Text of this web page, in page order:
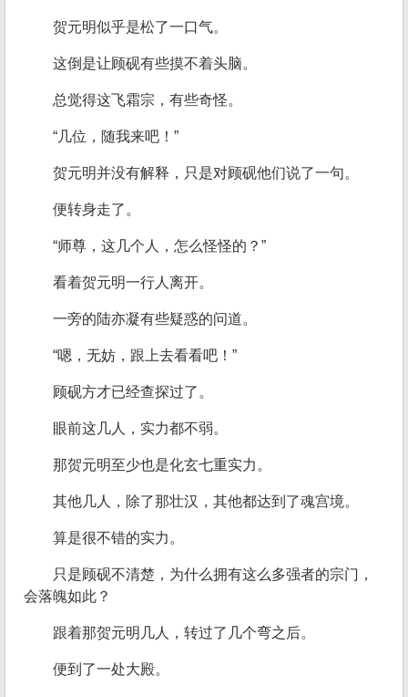
贺元明似乎是松了一口气。
这倒是让顾砚有些摸不着头脑。
总觉得这飞霜宗，有些奇怪。
“几位，随我来吧！”
贺元明并没有解释，只是对顾砚他们说了一句。
便转身走了。
“师尊，这几个人，怎么怪怪的？”
看着贺元明一行人离开。
一旁的陆亦凝有些疑惑的问道。
“嗯，无妨，跟上去看看吧！”
顾砚方才已经查探过了。
眼前这几人，实力都不弱。
那贺元明至少也是化玄七重实力。
其他几人，除了那壮汉，其他都达到了魂宫境。
算是很不错的实力。
只是顾砚不清楚，为什么拥有这么多强者的宗门，
会落魄如此？
跟着那贺元明几人，转过了几个弯之后。
便到了一处大殿。